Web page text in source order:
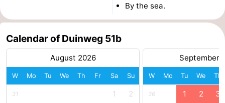
Parking
Medical
addresses
Region
Zeeland
By the sea.
Calendar of Duinweg 51b
August 2026
W Mo Tu We Th Fr Sa Su
31 1 2
September
W Mo Tu We Th
36 1 2 3